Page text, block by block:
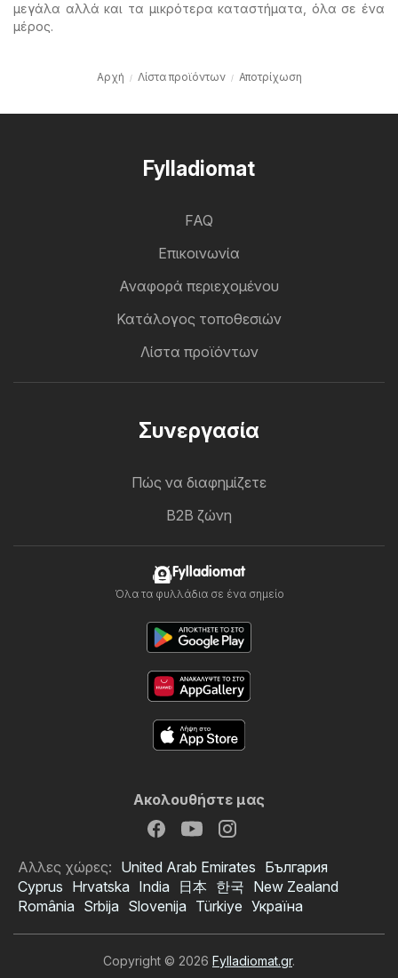
μεγάλα αλλά και τα μικρότερα καταστήματα, όλα σε ένα
μέρος.
Αρχή Λίστα προϊόντων Αποτρίχωση
Fylladiomat
FAQ
Επικοινωνία
Αναφορά περιεχομένου
Κατάλογος τοποθεσιών
Λίστα προϊόντων
Συνεργασία
Πώς να διαφημίζετε
B2B ζώνη
Fylladiomat
Όλα τα φυλλάδια σε ένα σημείο
Ακολουθήστε μας
Αλλες χώρες: United Arab Emirates България
Cyprus Hrvatska India 日本 한국 New Zealand
România Srbija Slovenija Türkiye Україна
Copyright © 2026 Fylladiomat.gr.